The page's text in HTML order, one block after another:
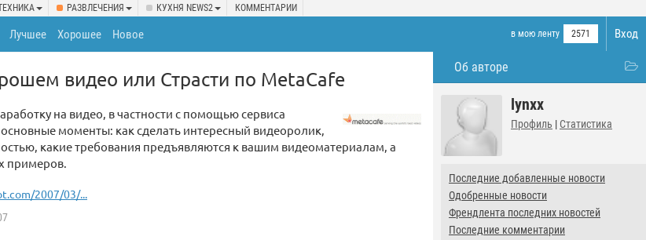
РАЗВЛЕЧЕНИЯ КУХНЯ NEWS2 КОММЕНТАРИИ
Вход
в мою ленту 2571
Лучшее Хорошее Новое
Об авторе
lynxx
Профиль | Статистика
Последние добавленные новости
Одобренные новости
Френдлента последних новостей
Последние комментарии
видео или Страсти по MetaCafe
на видео, в частности с помощью сервиса
моменты: как сделать интересный видеоролик,
какие требования предъявляются к вашим видеоматериалам, а
примеров.
2007/03/...